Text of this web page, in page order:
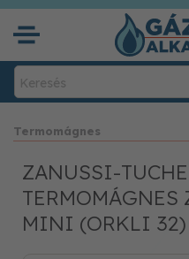
Termomágnes
ZANUSSI-
MINI (ORKLI 32)